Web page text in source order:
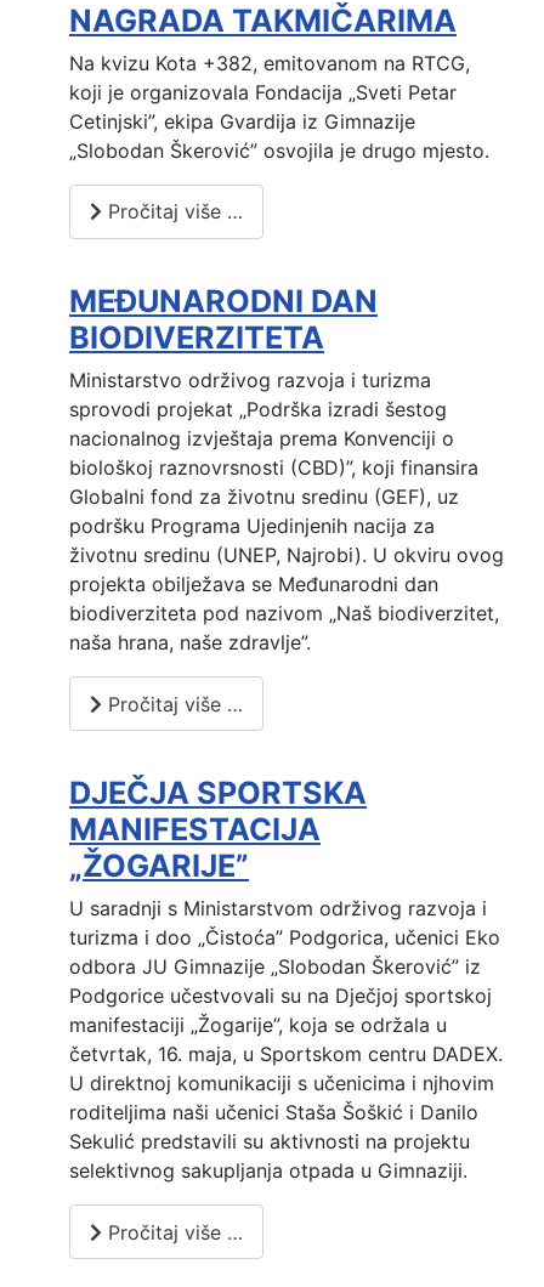
NAGRADA TAKMIČARIMA
Na kvizu Kota +382, emitovanom na RTCG,
koji je organizovala Fondacija „Sveti Petar
Cetinjski”, ekipa Gvardija iz Gimnazije
„Slobodan Škerović” osvojila je drugo mjesto.
Pročitaj više …
MEĐUNARODNI DAN
BIODIVERZITETA
Ministarstvo održivog razvoja i turizma
sprovodi projekat „Podrška izradi šestog
nacionalnog izvještaja prema Konvenciji o
biološkoj raznovrsnosti (CBD)”, koji finansira
Globalni fond za životnu sredinu (GEF), uz
podršku Programa Ujedinjenih nacija za
životnu sredinu (UNEP, Najrobi). U okviru ovog
projekta obilježava se Međunarodni dan
biodiverziteta pod nazivom „Naš biodiverzitet,
naša hrana, naše zdravlje”.
Pročitaj više …
DJEČJA SPORTSKA
MANIFESTACIJA
„ŽOGARIJE”
U saradnji s Ministarstvom održivog razvoja i
turizma i doo „Čistoća” Podgorica, učenici Eko
odbora JU Gimnazije „Slobodan Škerović” iz
Podgorice učestvovali su na Dječjoj sportskoj
manifestaciji „Žogarije”, koja se održala u
četvrtak, 16. maja, u Sportskom centru DADEX.
U direktnoj komunikaciji s učenicima i njhovim
roditeljima naši učenici Staša Šoškić i Danilo
Sekulić predstavili su aktivnosti na projektu
selektivnog sakupljanja otpada u Gimnaziji.
Pročitaj više …